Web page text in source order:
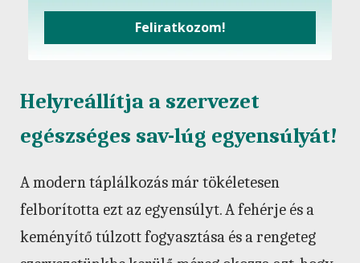
Feliratkozom!
Helyreállítja a szervezet
egészséges sav-lúg egyensúlyát!
A modern táplálkozás már tökéletesen
felborította ezt az egyensúlyt. A fehérje és a
keményítő túlzott fogyasztása és a rengeteg